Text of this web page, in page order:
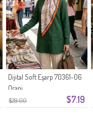
$29.00 $7.19
Dijital Soft Eşarp 70361-06
Oranj